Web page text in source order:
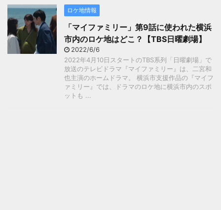
ロケ地情報
「マイファミリー」第9話に使われた横浜
市内のロケ地はどこ？【TBS日曜劇場】
2022/6/6
2022年4月10日スタートのTBS系列「日曜劇場」で
放送のテレビドラマ『マイファミリー』は、二宮和
也主演のホームドラマ。 横浜市支援作品の『マイフ
ァミリー』では、ドラマのロケ地に横浜市内のスポ
ットも ...